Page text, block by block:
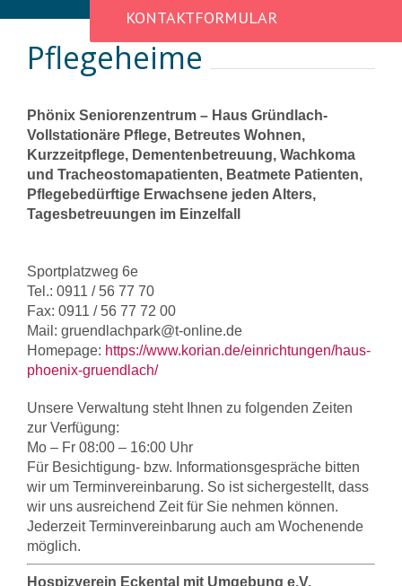
KONTAKTFORMULAR
Pflegeheime
Phönix Seniorenzentrum – Haus Gründlach-
Vollstationäre Pflege, Betreutes Wohnen,
Kurzzeitpflege, Dementenbetreuung, Wachkoma
und Tracheostomapatienten, Beatmete Patienten,
Pflegebedürftige Erwachsene jeden Alters,
Tagesbetreuungen im Einzelfall
Sportplatzweg 6e
Tel.: 0911 / 56 77 70
Fax: 0911 / 56 77 72 00
Mail: gruendlachpark@t-online.de
Homepage: https://www.korian.de/einrichtungen/haus-
phoenix-gruendlach/
Unsere Verwaltung steht Ihnen zu folgenden Zeiten
zur Verfügung:
Mo – Fr 08:00 – 16:00 Uhr
Für Besichtigung- bzw. Informationsgespräche bitten
wir um Terminvereinbarung. So ist sichergestellt, dass
wir uns ausreichend Zeit für Sie nehmen können.
Jederzeit Terminvereinbarung auch am Wochenende
möglich.
Hospizverein Eckental mit Umgebung e.V.